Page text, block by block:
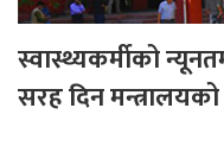
स्वास्थ्यकर्मीको
सरह दिन मन्त्रालयको